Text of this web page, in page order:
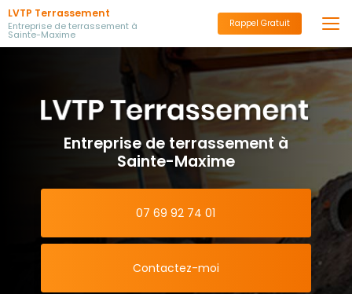
Aller
au
contenu
principal
LVTP Terrassement
Entreprise de terrassement à
Sainte-Maxime
Rappel Gratuit
Entreprise de terrassement à
Sainte-Maxime
07 69 92 74 01
Contactez-moi